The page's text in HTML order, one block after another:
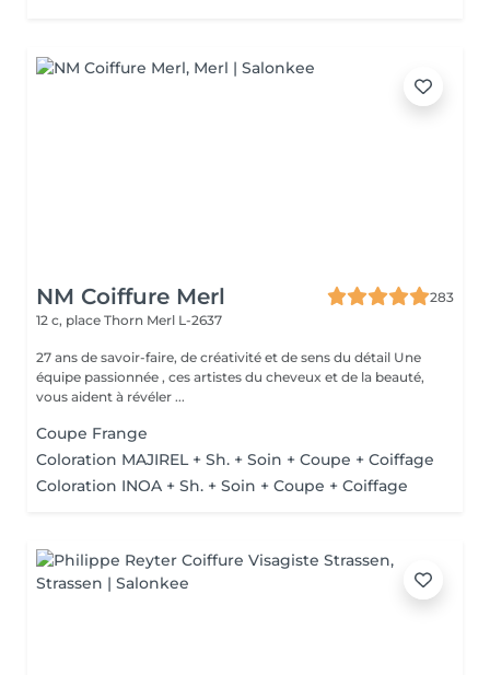
NM Coiffure Merl
283
12 c, place Thorn Merl L-2637
27 ans de savoir-faire, de créativité et de sens du détail Une
équipe passionnée , ces artistes du cheveux et de la beauté,
vous aident à révéler ...
Coupe Frange
Coloration MAJIREL + Sh. + Soin + Coupe + Coiffage
Coloration INOA + Sh. + Soin + Coupe + Coiffage